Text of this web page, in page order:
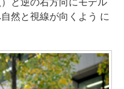
然と視線が向くよう に